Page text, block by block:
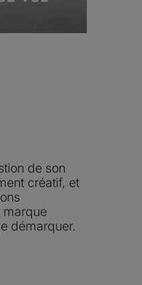
de son
créatif, et
marque
démarquer.